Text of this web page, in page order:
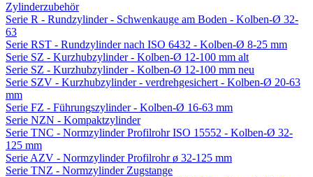
Zylinderzubehör
Serie R - Rundzylinder - Schwenkauge am Boden - Kolben-Ø 32-
63
Serie RST - Rundzylinder nach ISO 6432 - Kolben-Ø 8-25 mm
Serie SZ - Kurzhubzylinder - Kolben-Ø 12-100 mm alt
Serie SZ - Kurzhubzylinder - Kolben-Ø 12-100 mm neu
Serie SZV - Kurzhubzylinder - verdrehgesichert - Kolben-Ø 20-63
mm
Serie FZ - Führungszylinder - Kolben-Ø 16-63 mm
Serie NZN - Kompaktzylinder
Serie TNC - Normzylinder Profilrohr ISO 15552 - Kolben-Ø 32-
125 mm
Serie AZV - Normzylinder Profilrohr ø 32-125 mm
Serie TNZ - Normzylinder Zugstange